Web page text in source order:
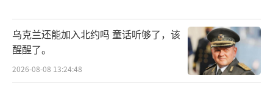
乌克兰还能加入北约吗 童话听够了，该
醒醒了。
2026-08-08 13:24:48